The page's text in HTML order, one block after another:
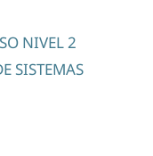
NIVEL 2
SISTEMAS